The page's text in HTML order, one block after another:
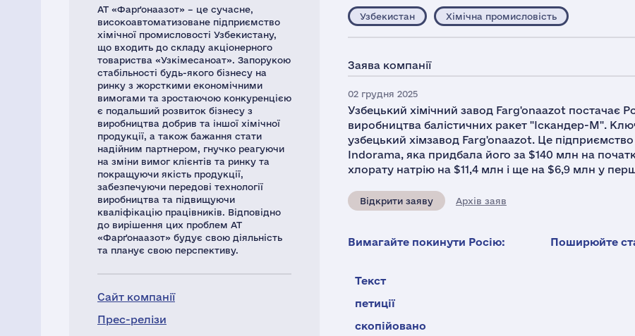
АТ «Фарґонаазот» – це сучасне,
високоавтоматизоване підприємство
хімічної промисловості Узбекистану,
що входить до складу акціонерного
товариства «Узкімесаноат». Запорукою
стабільності будь-якого бізнесу на
ринку з жорсткими економічними
вимогами та зростаючою конкуренцією
є подальший розвиток бізнесу з
виробництва добрив та іншої хімічної
продукції, а також бажання стати
надійним партнером, гнучко реагуючи
на зміни вимог клієнтів та ринку та
покращуючи якість продукції,
забезпечуючи передові технології
виробництва та підвищуючи
кваліфікацію працівників. Відповідно
до вирішення цих проблем АТ
«Фарґонаазот» будує свою діяльність
та планує свою перспективу.
Сайт компанії
Прес-релізи
Узбекистан Хімічна промисловість
Заява компанії
02 грудня 2025
Узбецький хімічний завод Farg'onaazot постачає
виробництва балістичних ракет "Іскандер-М".
узбецький хімзавод Farg'onaazot. Це
Indorama, яка придбала його за $140 млн на
хлорату натрію на $11,4 млн і ще на $6,9 млн у
Відкрити заяву Архів заяв
Вимагайте покинути Росію:
Текст
петиції
скопійовано
Поширюйте